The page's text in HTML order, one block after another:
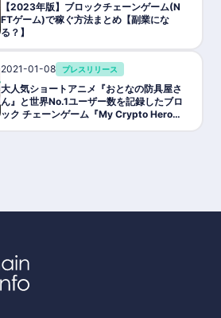
【2023年版】ブロックチェーンゲーム(N
FTゲーム)で稼ぐ方法まとめ【副業にな
る？】
2021-01-08 プレスリリース
大人気ショートアニメ『おとなの防具屋さ
ん』と世界No.1ユーザー数を記録したブロ
ック チェーンゲーム『My Crypto Heroe